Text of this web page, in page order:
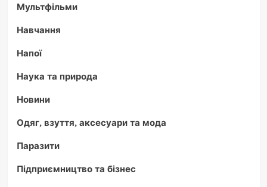
Мультфільми
Навчання
Напої
Наука та природа
Новини
Одяг, взуття, аксесуари та мода
Паразити
Підприємництво та бізнес